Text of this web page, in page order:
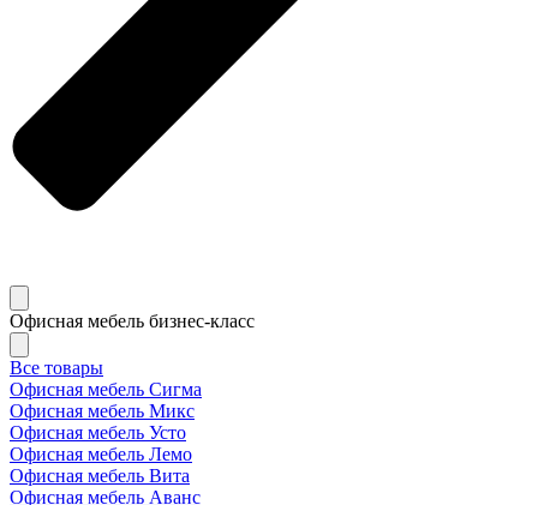
Офисная мебель бизнес-класс
Все товары
Офисная мебель Сигма
Офисная мебель Микс
Офисная мебель Усто
Офисная мебель Лемо
Офисная мебель Вита
Офисная мебель Аванс